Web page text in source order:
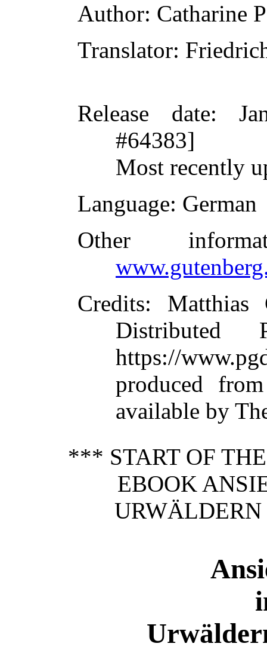
Author: Catharine
Translator:
Release date:
#64383]
Most recently
Language: German
Other
Credits: Matthias
Distributed
https://
produced
available by
*** START OF
EBOOK